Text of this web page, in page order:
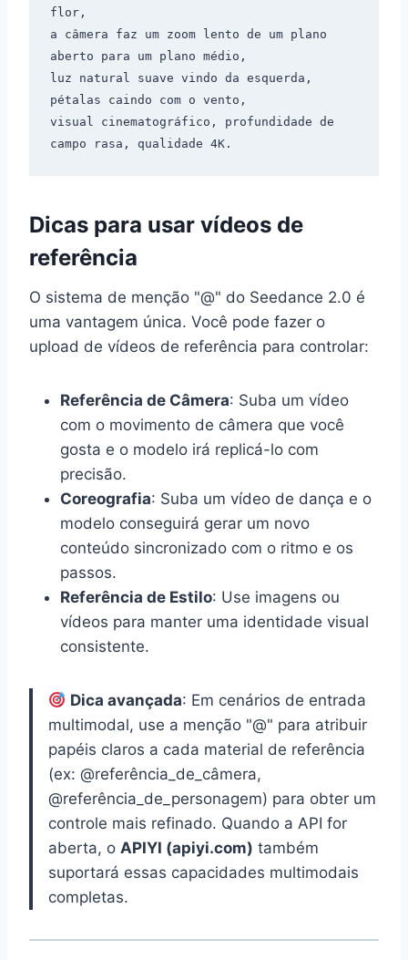
flor,
a câmera faz um zoom lento de um plano
aberto para um plano médio,
luz natural suave vindo da esquerda,
pétalas caindo com o vento,
visual cinematográfico, profundidade de
Dicas para usar vídeos de
referência
O sistema de menção "@" do Seedance 2.0 é
uma vantagem única. Você pode fazer o
upload de vídeos de referência para controlar:
Referência de Câmera: Suba um vídeo
com o movimento de câmera que você
gosta e o modelo irá replicá-lo com
precisão.
Coreografia: Suba um vídeo de dança e o
modelo conseguirá gerar um novo
conteúdo sincronizado com o ritmo e os
passos.
Referência de Estilo: Use imagens ou
vídeos para manter uma identidade visual
consistente.
Dica avançada: Em cenários de entrada
multimodal, use a menção "@" para atribuir
papéis claros a cada material de referência
(ex: @referência_de_câmera,
@referência_de_personagem) para obter um
controle mais refinado. Quando a API for
aberta, o APIYI (apiyi.com) também
suportará essas capacidades multimodais
completas.